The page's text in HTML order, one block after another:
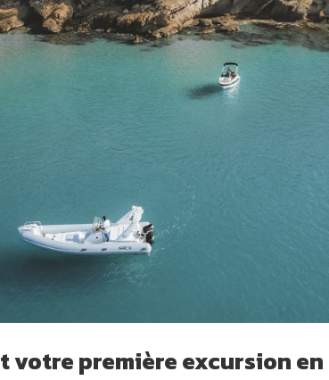
votre première excursion